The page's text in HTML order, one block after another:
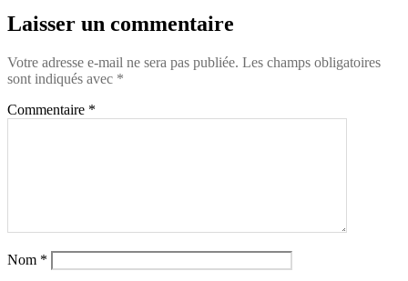
Laisser un commentaire
Votre adresse e-mail ne sera pas publiée. Les champs obligatoires
sont indiqués avec *
Commentaire *
Nom *